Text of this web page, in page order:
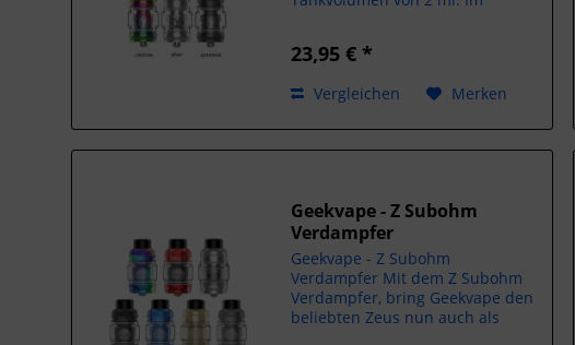
Tankvolumen. Außerdem besitzt
System....
23,95 € *
Vergleichen Merken
Geekvape - Z Subohm
Verdampfer
Geekvape - Z Subohm
Verdampfer Mit dem Z Subohm
Verdampfer, bring Geekvape den
beliebten Zeus nun auch als